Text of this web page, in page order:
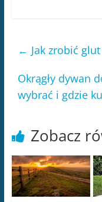
← Jak zrobić
Okrągły dywan
wybrać i gdzie
Zobacz